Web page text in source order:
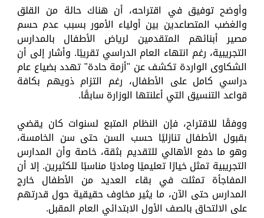
وأوضح توفيق في اقتراحه، أن هناك حالة من القلق
والغضب المتصاعدين بين أولياء الأمور بسبب عدم حسم
مصير أبنائهم المتقدمين لرياض الأطفال بالمدارس
التجريبية، رغم انتهاء العام الدراسي تقريبًا. وأشار إلى أن
الشكاوى الواردة تكشف عن "أزمة حادة" تهدد بضياع عام
دراسي كامل على الأطفال، رغم التزام ذويهم بكافة
قواعد التنسيق التي أعلنتها الوزارة سابقًا.
ووفقًا للاقتراح، فإن النظام المتبع لسنوات كان يقضي
بقبول الأطفال تنازليًا حسب السن حتى سن الخامسة،
وهو ما دفع الأهالي للتقديم بثقة، خاصة وأن المدارس
التجريبية تمثل خيارًا تعليميًا وماديًا مناسبًا للكثيرين. إلا أن
المفاجأة تمثلت في بقاء العديد من الأطفال خارج
المدارس حتى الآن، ما يثير مخاوف حقيقية حول قدرتهم
على الالتحاق بالصف الأول الابتدائي العام المقبل.